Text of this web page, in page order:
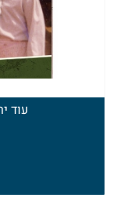
אברהם
וסרמן
עוד